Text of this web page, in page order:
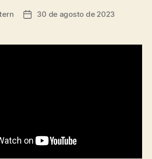
Fecha
entrada
30 de agosto de 2023